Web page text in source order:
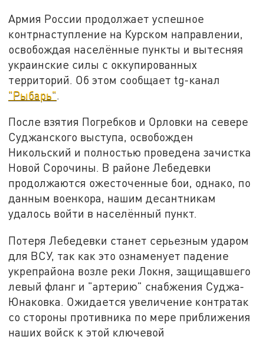
Армия России продолжает успешное
контрнаступление на Курском направлении,
освобождая населённые пункты и вытесняя
украинские силы с оккупированных
территорий. Об этом сообщает tg-канал
"Рыбарь".
После взятия Погребков и Орловки на севере
Суджанского выступа, освобожден
Никольский и полностью проведена зачистка
Новой Сорочины. В районе Лебедевки
продолжаются ожесточенные бои, однако, по
данным военкора, нашим десантникам
удалось войти в населённый пункт.
Потеря Лебедевки станет серьезным ударом
для ВСУ, так как это ознаменует падение
укрепрайона возле реки Локня, защищавшего
левый фланг и "артерию" снабжения Суджа-
Юнаковка. Ожидается увеличение контратак
со стороны противника по мере приближения
наших войск к этой ключевой